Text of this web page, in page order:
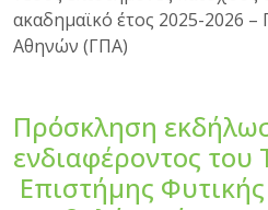
ακαδημαϊκό έτος 2025-2026
Αθηνών (ΓΠΑ)
Πρόσκληση
ενδιαφέροντος του
Επιστήμης